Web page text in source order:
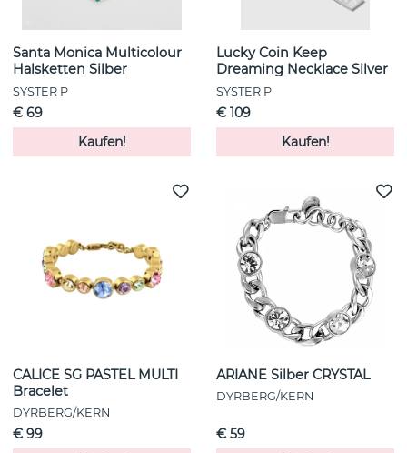
Santa Monica Multicolour
Halsketten Silber
SYSTER P
€ 69
Kaufen!
Lucky Coin Keep
Dreaming Necklace Silver
SYSTER P
€ 109
Kaufen!
CALICE SG PASTEL MULTI
Bracelet
DYRBERG/KERN
€ 99
ARIANE Silber CRYSTAL
DYRBERG/KERN
€ 59